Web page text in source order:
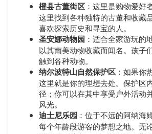
橙县古董街区 ：这里是购物爱好
这里找到各种独特的古董和收藏
喜欢探索历史和寻宝的人。
圣安娜动物园 ：适合全家游玩的
以其南美动物收藏而闻名。孩子
触到各种动物。
纳尔波特山自然保护区 ：如果你
这里就是你的理想去处。保护区
径；你可以在其中享受户外活动
风光。
迪士尼乐园 ：位于不远的阿纳海
每个年龄段游客的梦想之地。无